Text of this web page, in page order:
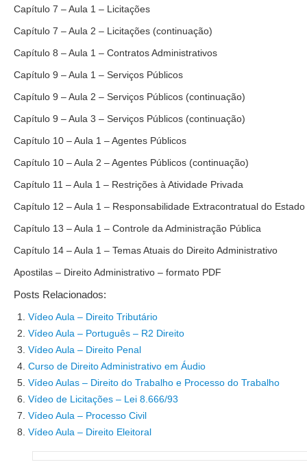
Capítulo 7 – Aula 1 – Licitações
Capítulo 7 – Aula 2 – Licitações (continuação)
Capítulo 8 – Aula 1 – Contratos Administrativos
Capítulo 9 – Aula 1 – Serviços Públicos
Capítulo 9 – Aula 2 – Serviços Públicos (continuação)
Capítulo 9 – Aula 3 – Serviços Públicos (continuação)
Capítulo 10 – Aula 1 – Agentes Públicos
Capítulo 10 – Aula 2 – Agentes Públicos (continuação)
Capítulo 11 – Aula 1 – Restrições à Atividade Privada
Capítulo 12 – Aula 1 – Responsabilidade Extracontratual do Estado
Capítulo 13 – Aula 1 – Controle da Administração Pública
Capítulo 14 – Aula 1 – Temas Atuais do Direito Administrativo
Apostilas – Direito Administrativo – formato PDF
Posts Relacionados:
Vídeo Aula – Direito Tributário
Vídeo Aula – Português – R2 Direito
Vídeo Aula – Direito Penal
Curso de Direito Administrativo em Áudio
Vídeo Aulas – Direito do Trabalho e Processo do Trabalho
Vídeo de Licitações – Lei 8.666/93
Vídeo Aula – Processo Civil
Vídeo Aula – Direito Eleitoral